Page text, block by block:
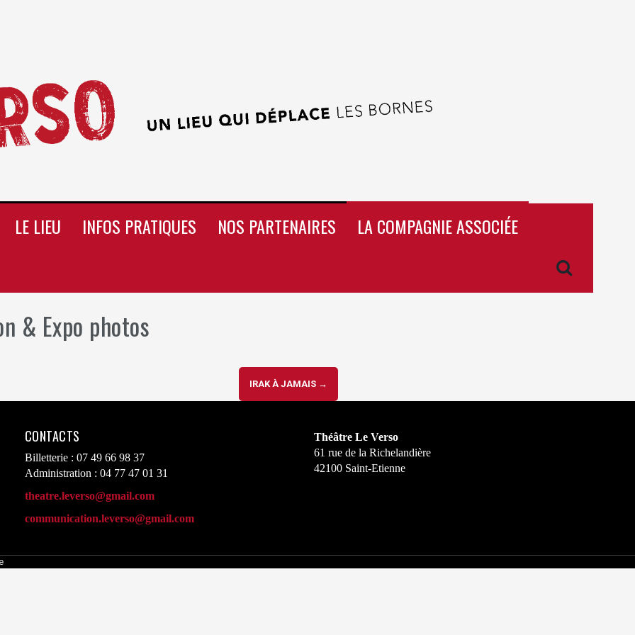
LE LIEU INFOS PRATIQUES NOS PARTENAIRES
LA COMPAGNIE ASSOCIÉE
& Expo photos
IRAK À JAMAIS →
CONTACTS
Billetterie : 07 49 66 98 37
Administration : 04 77 47 01 31
theatre.leverso@gmail.com
communication.leverso@gmail.com
Théâtre Le Verso
61 rue de la Richelandière
42100 Saint-Etienne